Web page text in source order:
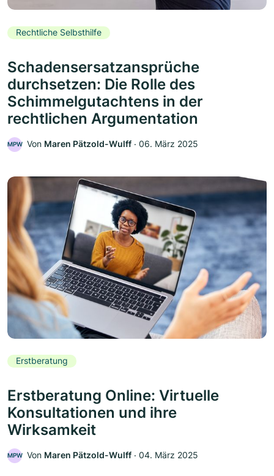
Rechtliche Selbsthilfe
Schadensersatzansprüche
durchsetzen: Die Rolle des
Schimmelgutachtens in der
rechtlichen Argumentation
MPW Von Maren Pätzold-Wulff ‧ 06. März 2025
Erstberatung
Erstberatung Online: Virtuelle
Konsultationen und ihre
Wirksamkeit
MPW Von Maren Pätzold-Wulff ‧ 04. März 2025